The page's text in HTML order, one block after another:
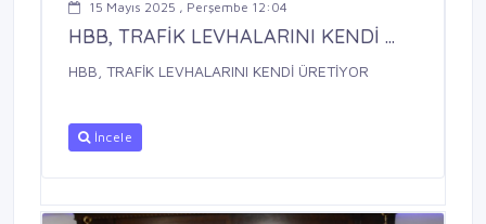
15 Mayıs 2025 , Perşembe 12:04
HBB, TRAFİK LEVHALARINI KENDİ ...
HBB, TRAFİK LEVHALARINI KENDİ ÜRETİYOR
İncele